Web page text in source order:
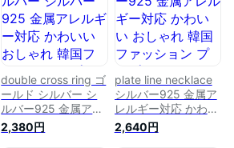
double cross ring ゴ
ールド シルバー シ
ルバー925 金属アレ
ルギー対応 かわいい
おしゃれ 韓国ファッ
2,380円
plate line necklace
シルバー925 金属ア
レルギー対応 かわい
い おしゃれ 韓国フ
ァッション プチプラ
2,640円